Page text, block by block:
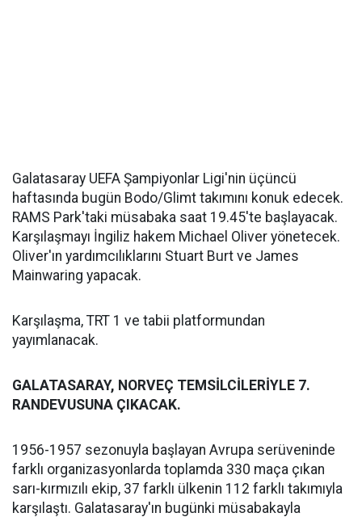
Galatasaray UEFA Şampiyonlar Ligi'nin üçüncü
haftasında bugün Bodo/Glimt takımını konuk edecek.
RAMS Park'taki müsabaka saat 19.45'te başlayacak.
Karşılaşmayı İngiliz hakem Michael Oliver yönetecek.
Oliver'ın yardımcılıklarını Stuart Burt ve James
Mainwaring yapacak.
Karşılaşma, TRT 1 ve tabii platformundan
yayımlanacak.
GALATASARAY, NORVEÇ TEMSİLCİLERİYLE 7.
RANDEVUSUNA ÇIKACAK.
1956-1957 sezonuyla başlayan Avrupa serüveninde
farklı organizasyonlarda toplamda 330 maça çıkan
sarı-kırmızılı ekip, 37 farklı ülkenin 112 farklı takımıyla
karşılaştı. Galatasaray'ın bugünki müsabakayla